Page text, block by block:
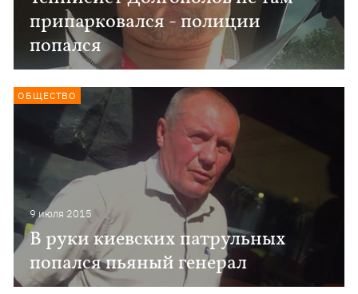
припарковался - полиции
попался
9 июля 2015
В руки киевских патрульных
попался пьяный генерал
ОБЩЕСТВО